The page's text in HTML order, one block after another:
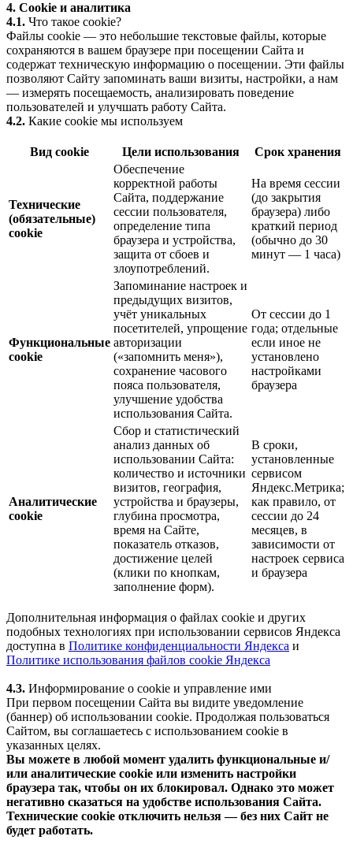
4. Cookie и аналитика
4.1. Что такое cookie?
Файлы cookie — это небольшие текстовые файлы, которые
сохраняются в вашем браузере при посещении Сайта и
содержат техническую информацию о посещении. Эти файлы
позволяют Сайту запоминать ваши визиты, настройки, а нам
— измерять посещаемость, анализировать поведение
пользователей и улучшать работу Сайта.
4.2. Какие cookie мы используем
Вид cookie Цели использования Срок хранения
Технические
(обязательные)
cookie
Обеспечение
корректной работы
Сайта, поддержание
сессии пользователя,
определение типа
браузера и устройства,
защита от сбоев и
злоупотреблений.
На время сессии
(до закрытия
браузера) либо
краткий период
(обычно до 30
минут — 1 часа)
Функциональные
cookie
Запоминание настроек и
предыдущих визитов,
учёт уникальных
посетителей, упрощение
авторизации
(«запомнить меня»),
сохранение часового
пояса пользователя,
улучшение удобства
использования Сайта.
От сессии до 1
года; отдельные
если иное не
установлено
настройками
браузера
Аналитические
cookie
Сбор и статистический
анализ данных об
использовании Сайта:
количество и источники
визитов, география,
устройства и браузеры,
глубина просмотра,
время на Сайте,
показатель отказов,
достижение целей
(клики по кнопкам,
заполнение форм).
В сроки,
установленные
сервисом
Яндекс.Метрика;
как правило, от
сессии до 24
месяцев, в
зависимости от
настроек сервиса
и браузера
Дополнительная информация о файлах cookie и других
подобных технологиях при использовании сервисов Яндекса
доступна в Политике конфиденциальности Яндекса и
Политике использования файлов cookie Яндекса
4.3. Информирование о cookie и управление ими
При первом посещении Сайта вы видите уведомление
(баннер) об использовании cookie. Продолжая пользоваться
Сайтом, вы соглашаетесь с использованием cookie в
указанных целях.
Вы можете в любой момент удалить функциональные и/
или аналитические cookie или изменить настройки
браузера так, чтобы он их блокировал. Однако это может
негативно сказаться на удобстве использования Сайта.
Технические cookie отключить нельзя — без них Сайт не
будет работать.